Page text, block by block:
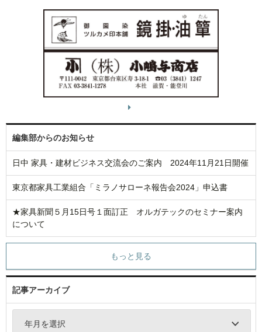
編集部からのお知らせ
日中 家具・建材ビジネス交流会のご案内 2024年11月21日開催
東京都家具工業組合「ミラノサローネ報告会2024」申込書
★家具新聞５月15日号１面訂正 オルガテックのセミナー案内
について
もっと見る
記事アーカイブ
年月を選択